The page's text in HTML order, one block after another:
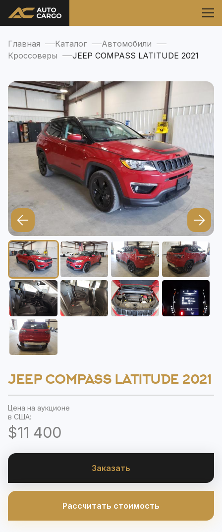
Главная Каталог
Автомобили
Кроссоверы
JEEP COMPASS LATITUDE 2021
JEEP COMPASS LATITUDE 2021
Цена на аукционе
в США:
$11 400
Заказать
Рассчитать стоимость